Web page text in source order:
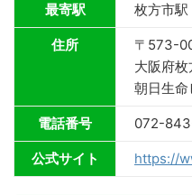
最寄駅 枚方市駅
住所
〒573-
大阪府
朝日生
電話番号 072-
公式サイト https://